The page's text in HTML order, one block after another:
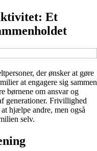
Et
der ønsker at gøre
at engagere sig sammen
børnene om ansvar og
generationer. Frivillighed
hjælpe andre, men også
selv.